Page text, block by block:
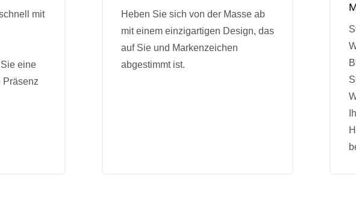
mit
eine
Präsenz
Heben Sie sich von der Masse ab
mit einem einzigartigen Design, das
auf Sie und Markenzeichen
abgestimmt ist.